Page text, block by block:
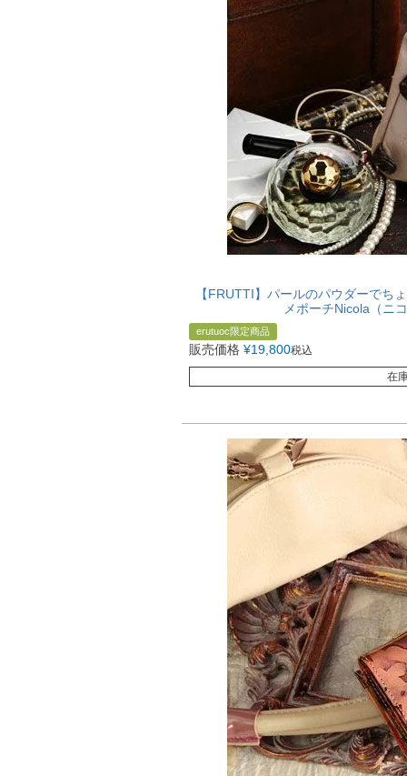
【FRUTTI】パールのパウダーでち
メポーチNicola（ニ
erutuoc限定商品
販売価格 ¥19,800税込
在